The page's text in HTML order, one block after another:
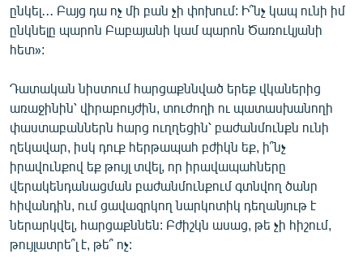
ընկել․․․ Բայց դա ոչ մի բան չի փոխում: Ի՞նչ կապ ունի իմ
ընկնելը պարոն Բաբայանի կամ պարոն Ծառուկյանի
հետ»:
Դատական նիստում հարցաքննված երեք վկաներից
առաջինին՝ վիրաբույժին, տուժողի ու պատասխանողի
փաստաբաններն հարց ուղղեցին՝ բաժանմունքն ունի
ղեկավար, իսկ դուք հերթապահ բժիկն եք, ի՞նչ
իրավունքով եք թույլ տվել, որ իրավապահները
վերակենդանացման բաժանմունքում գտնվող ծանր
հիվանդին, ում ցավազրկող նարկոտիկ դեղանյութ է
ներարկվել, հարցաքննեն: Բժիշկն ասաց, թե չի հիշում,
թույլատրե՞լ է, թե՞ ոչ: